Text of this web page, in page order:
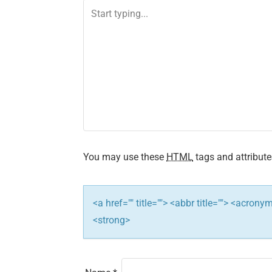
a
t
i
o
n
You may use these HTML tags and
<a href="" title=""> <abbr title="">
<strong>